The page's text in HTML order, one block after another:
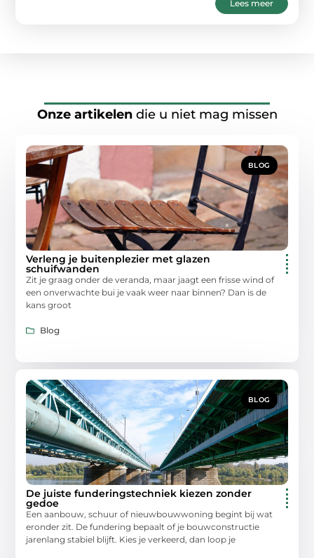
Lees meer
Onze artikelendie u niet mag missen
BLOG
Verleng je buitenplezier met glazen
schuifwanden
Zit je graag onder de veranda, maar jaagt een frisse wind of
een onverwachte bui je vaak weer naar binnen? Dan is de
kans groot
Blog
BLOG
De juiste funderingstechniek kiezen zonder
gedoe
Een aanbouw, schuur of nieuwbouwwoning begint bij wat
eronder zit. De fundering bepaalt of je bouwconstructie
jarenlang stabiel blijft. Kies je verkeerd, dan loop je